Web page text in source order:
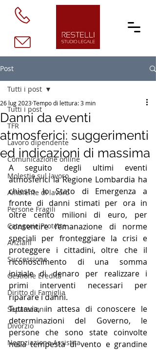
Post
Tutti i post
TFR
Lavoro dipendente
Comunicazione online
Molestie sul lavoro
Ambiente di lavoro
Persone Fragili
Categorie Protette
Anziani
Successione
Gestione Eredità
Diritto di Famiglia
Separazioni
Divorzio
Negoziazione Assistita
Tutti i post
Danni da eventi
atmosferici: suggerimenti
ed indicazioni di massima
26 lug 2023Tempo di lettura: 3 min
A seguito degli ultimi eventi
atmosferici la Regione Lombardia ha
chiesto lo Stato di Emergenza a
fronte di danni stimati per ora in
oltre cento milioni di euro, per
consentire l’emanazione di norme
speciali per fronteggiare la crisi e
proteggere i cittadini, oltre che il
riconoscimento di una somma
iniziale di denaro per realizzare i
primi interventi necessari per
riparare i danni.
Tuttavia, in attesa di conoscere le
determinazioni del Governo, le
persone che sono state coinvolte
nella tempesta di vento e grandine